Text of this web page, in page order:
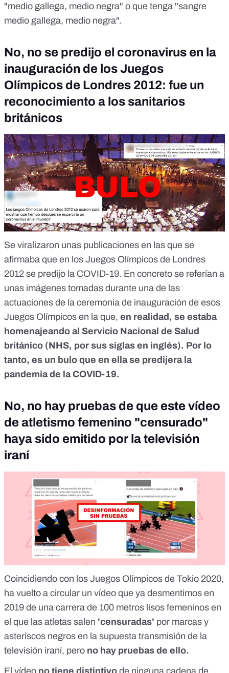
"medio gallega, medio negra" o que tenga "sangre
medio gallega, medio negra".
No, no se predijo el coronavirus en la
inauguración de los Juegos
Olímpicos de Londres 2012: fue un
reconocimiento a los sanitarios
británicos
Se viralizaron unas publicaciones en las que se
afirmaba que en los Juegos Olímpicos de Londres
2012 se predijo la COVID-19. En concreto se referían a
unas imágenes tomadas durante una de las
actuaciones de la ceremonia de inauguración de esos
Juegos Olímpicos en la que, en realidad, se estaba
homenajeando al Servicio Nacional de Salud
británico (NHS, por sus siglas en inglés). Por lo
tanto, es un bulo que en ella se predijera la
pandemia de la COVID-19.
No, no hay pruebas de que este vídeo
de atletismo femenino "censurado"
haya sido emitido por la televisión
iraní
Coincidiendo con los Juegos Olímpicos de Tokio 2020,
ha vuelto a circular un vídeo que ya desmentimos en
2019 de una carrera de 100 metros lisos femeninos en
el que las atletas salen 'censuradas' por marcas y
asteriscos negros en la supuesta transmisión de la
televisión iraní, pero no hay pruebas de ello.
El vídeo no tiene distintivo de ninguna cadena de